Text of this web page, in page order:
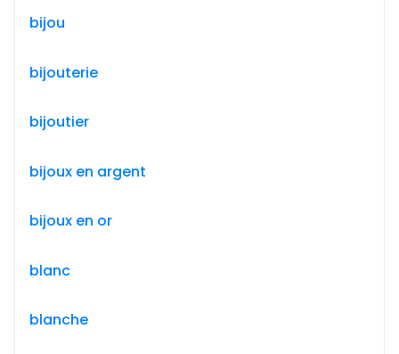
bijou
bijouterie
bijoutier
bijoux en argent
bijoux en or
blanc
blanche